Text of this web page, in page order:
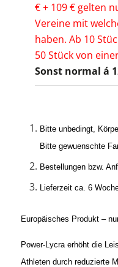
€ + 109 € gelten
Vereine mit
haben. Ab 10
50 Stück von
Sonst normal á
Bitte unbedingt,
Bitte gewuenschte
Bestellungen bzw.
Lieferzeit ca. 6
Europäisches Produkt –
Power-Lycra erhöht die
Athleten durch reduzierte